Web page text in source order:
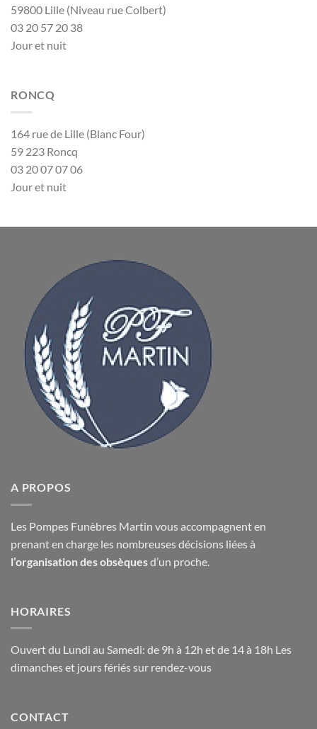
59800 Lille (Niveau rue Colbert)
03 20 57 20 38
Jour et nuit
RONCQ
164 rue de Lille (Blanc Four)
59 223 Roncq
03 20 07 07 06
Jour et nuit
A PROPOS
Les Pompes Funèbres Martin vous accompagnent en
prenant en charge les nombreuses décisions liées à
l’organisation des obsèquesd’un proche.
HORAIRES
Ouvert du Lundi au Samedi: de 9h à 12h et de 14 à 18h Les
dimanches et jours fériés sur rendez-vous
CONTACT